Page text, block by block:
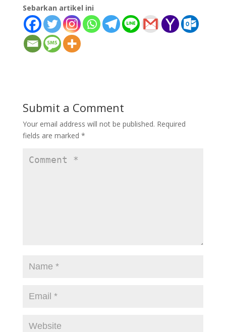
Sebarkan artikel ini
Submit a Comment
Your email address will not be published. Required
fields are marked *